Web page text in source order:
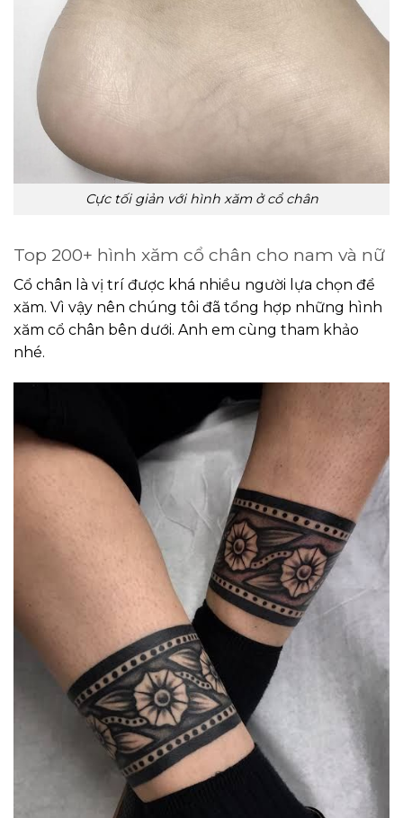
Cực tối giản với hình xăm ở cổ chân
Top 200+ hình xăm cổ chân cho nam và nữ
Cổ chân là vị trí được khá nhiều người lựa chọn để
xăm. Vì vậy nên chúng tôi đã tổng hợp những hình
xăm cổ chân bên dưới. Anh em cùng tham khảo
nhé.